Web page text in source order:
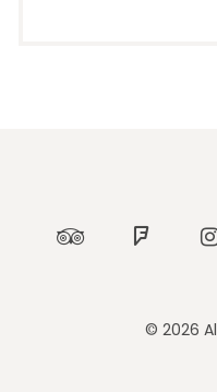
Tripadvisor
© 2026